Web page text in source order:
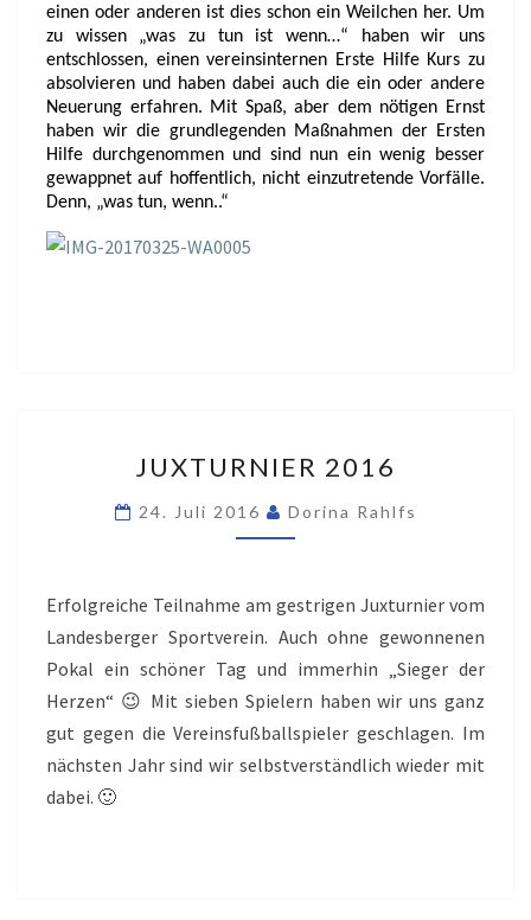
einen oder anderen ist dies schon ein Weilchen her. Um
zu wissen „was zu tun ist wenn…“ haben wir uns
entschlossen, einen vereinsinternen Erste Hilfe Kurs zu
absolvieren und haben dabei auch die ein oder andere
Neuerung erfahren. Mit Spaß, aber dem nötigen Ernst
haben wir die grundlegenden Maßnahmen der Ersten
Hilfe durchgenommen und sind nun ein wenig besser
gewappnet auf hoffentlich, nicht einzutretende Vorfälle.
Denn, „was tun, wenn..“
2016
JUXTURNIER 2016
24. Juli 2016 Dorina Rahlfs
Erfolgreiche Teilnahme am gestrigen Juxturnier vom
Landesberger Sportverein. Auch ohne gewonnenen
Pokal ein schöner Tag und immerhin „Sieger der
Herzen“ 😉 Mit sieben Spielern haben wir uns ganz
gut gegen die Vereinsfußballspieler geschlagen. Im
nächsten Jahr sind wir selbstverständlich wieder mit
dabei. 🙂